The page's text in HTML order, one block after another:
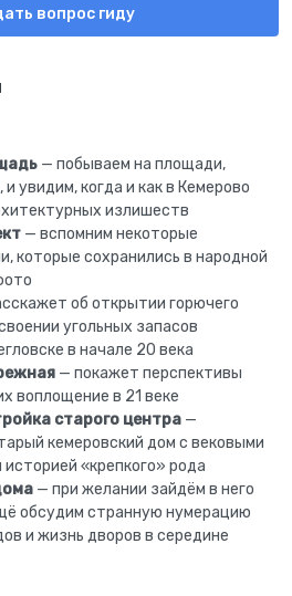
— побываем на площади,
увидим, когда и как в Кемерово
излишеств
— вспомним некоторые
которые сохранились в народной
об открытии горючего
угольных запасов
в начале 20 века
— покажет перспективы
воплощение в 21 веке
старого центра —
кемеровский дом с вековыми
«крепкого» рода
— при желании зайдём в него
обсудим странную нумерацию
и жизнь дворов в середине
вопрос гиду